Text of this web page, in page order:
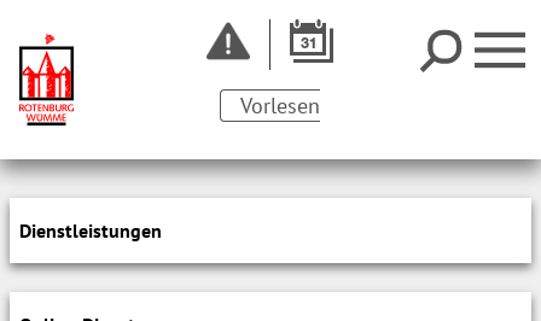
Vorlesen
Dienstleistungen